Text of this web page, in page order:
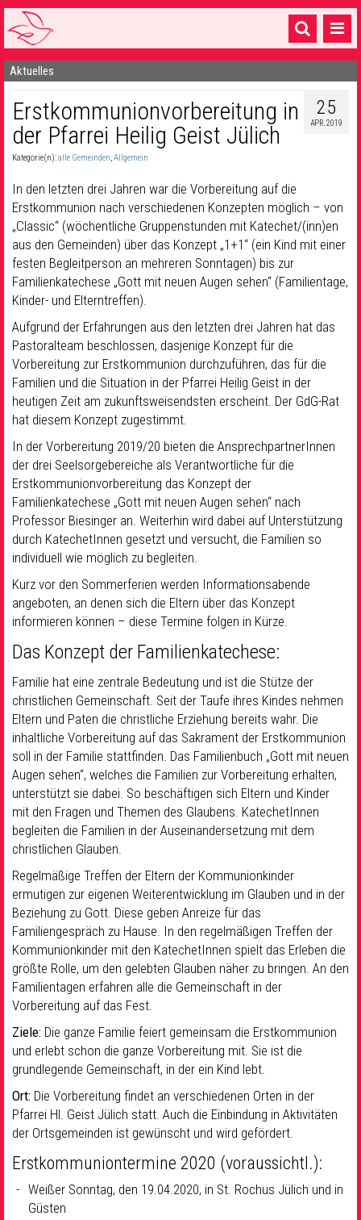
Startseite
1 Pfarrei
16 Gemeinden & mehr
Sakramente & Feste
Gemeinschaft & Soziales
Musik& Kultur
Seelsorge & Kontakt
Aktuelles
25
APR. 2019
Erstkommunionvorbereitung in
der Pfarrei Heilig Geist Jülich
Kategorie(n):alle Gemeinden,Allgemein
In den letzten drei Jahren war die Vorbereitung auf die
Erstkommunion nach verschiedenen Konzepten möglich – von
„Classic“ (wöchentliche Gruppenstunden mit Katechet/(inn)en
aus den Gemeinden) über das Konzept „1+1“ (ein Kind mit einer
festen Begleitperson an mehreren Sonntagen) bis zur
Familienkatechese „Gott mit neuen Augen sehen“ (Familientage,
Kinder- und Elterntreffen).
Aufgrund der Erfahrungen aus den letzten drei Jahren hat das
Pastoralteam beschlossen, dasjenige Konzept für die
Vorbereitung zur Erstkommunion durchzuführen, das für die
Familien und die Situation in der Pfarrei Heilig Geist in der
heutigen Zeit am zukunftsweisendsten erscheint. Der GdG-Rat
hat diesem Konzept zugestimmt.
In der Vorbereitung 2019/20 bieten die AnsprechpartnerInnen
der drei Seelsorgebereiche als Verantwortliche für die
Erstkommunionvorbereitung das Konzept der
Familienkatechese „Gott mit neuen Augen sehen“ nach
Professor Biesinger an. Weiterhin wird dabei auf Unterstützung
durch KatechetInnen gesetzt und versucht, die Familien so
individuell wie möglich zu begleiten.
Kurz vor den Sommerferien werden Informationsabende
angeboten, an denen sich die Eltern über das Konzept
informieren können – diese Termine folgen in Kürze.
Das Konzept der Familienkatechese:
Familie hat eine zentrale Bedeutung und ist die Stütze der
christlichen Gemeinschaft. Seit der Taufe ihres Kindes nehmen
Eltern und Paten die christliche Erziehung bereits wahr. Die
inhaltliche Vorbereitung auf das Sakrament der Erstkommunion
soll in der Familie stattfinden. Das Familienbuch „Gott mit neuen
Augen sehen“, welches die Familien zur Vorbereitung erhalten,
unterstützt sie dabei. So beschäftigen sich Eltern und Kinder
mit den Fragen und Themen des Glaubens. KatechetInnen
begleiten die Familien in der Auseinandersetzung mit dem
christlichen Glauben.
Regelmäßige Treffen der Eltern der Kommunionkinder
ermutigen zur eigenen Weiterentwicklung im Glauben und in der
Beziehung zu Gott. Diese geben Anreize für das
Familiengespräch zu Hause. In den regelmäßigen Treffen der
Kommunionkinder mit den KatechetInnen spielt das Erleben die
größte Rolle, um den gelebten Glauben näher zu bringen. An den
Familientagen erfahren alle die Gemeinschaft in der
Vorbereitung auf das Fest.
Ziele: Die ganze Familie feiert gemeinsam die Erstkommunion
und erlebt schon die ganze Vorbereitung mit. Sie ist die
grundlegende Gemeinschaft, in der ein Kind lebt.
Ort: Die Vorbereitung findet an verschiedenen Orten in der
Pfarrei Hl. Geist Jülich statt. Auch die Einbindung in Aktivitäten
der Ortsgemeinden ist gewünscht und wird gefördert.
Erstkommuniontermine 2020 (voraussichtl.):
Weißer Sonntag, den 19.04.2020, in St. Rochus Jülich und in
Güsten